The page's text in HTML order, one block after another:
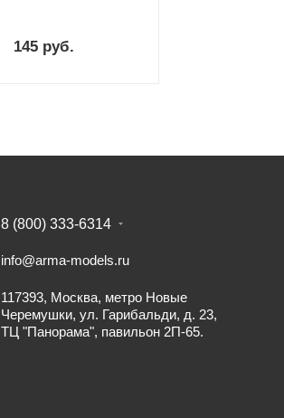
145 руб.
8 (800) 333-6314
info@arma-models.ru
117393, Москва, метро Новые
Черемушки, ул. Гарибальди, д. 23,
ТЦ "Панорама", павильон 2П-65.